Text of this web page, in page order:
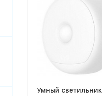
Умный светильник